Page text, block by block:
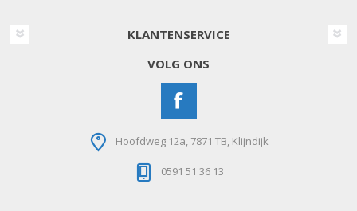
KLANTENSERVICE
VOLG ONS
Hoofdweg 12a, 7871 TB, Klijndijk
0591 51 36 13